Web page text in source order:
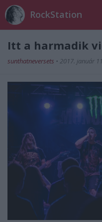
RockStation
Itt a harmadik
sunthatneversets • 2017. január 11.